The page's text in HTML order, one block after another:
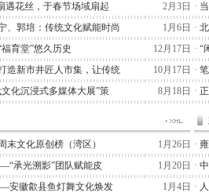
遇花丝，于春节场域扇起
2月3日
、郭培：传统文化赋能时尚
1月6日
育堂”悠久历史
12月17日
造新市井匠人市集，让传统
10月17日
化沉浸式多媒体大展”策 8月18日
·
·
· “
·
·
末文化原创榜（湾区）
1月26日
承光溯影”团队赋能皮
1月20日
安徽歙县鱼灯舞文化焕发
1月4日
·
·
·